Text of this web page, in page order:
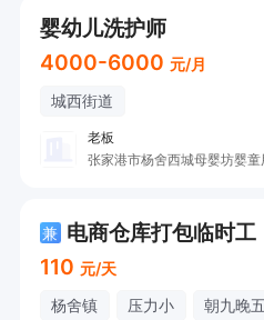
节日礼物
提供工作餐
夏季高温补贴
10.	Annual health check-
年度健康体检
婴幼儿洗护师
4000-6000 元/月
城西街道
老板
张家港市杨舍西城母婴坊婴童
兼 电商仓库打包临时工
110 元/天
杨舍镇 压力小 朝九晚五